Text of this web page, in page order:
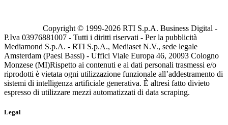
Copyright © 1999-2026 RTI S.p.A. Business Digital -
P.Iva 03976881007 - Tutti i diritti riservati - Per la pubblicità
Mediamond S.p.A. - RTI S.p.A., Mediaset N.V., sede legale
Amsterdam (Paesi Bassi) - Uffici Viale Europa 46, 20093 Cologno
Monzese (MI)Rispetto ai contenuti e ai dati personali trasmessi e/o
riprodotti è vietata ogni utilizzazione funzionale all’addestramento di
sistemi di intelligenza artificiale generativa. È altresì fatto divieto
espresso di utilizzare mezzi automatizzati di data scraping.
Legal